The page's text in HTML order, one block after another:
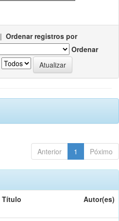
| Ordenar registros por
Ordenar
Anterior 1 Póximo
Título Autor(es)